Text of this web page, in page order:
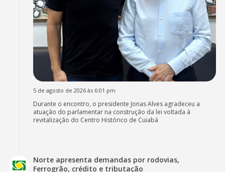
5 de agosto de 2026 às 6:01 pm
Durante o encontro, o presidente Jonas Alves agradeceu a
atuação do parlamentar na construção da lei voltada à
revitalização do Centro Histórico de Cuiabá
Norte apresenta demandas por rodovias,
Ferrogrão, crédito e tributação